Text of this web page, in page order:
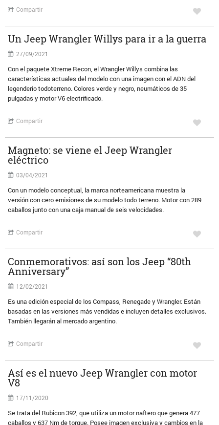
Compartir
Un Jeep Wrangler Willys para ir a la guerra
27/09/2021
Con el paquete Xtreme Recon, el Wrangler Willys combina las
características actuales del modelo con una imagen con el ADN del
legenderio todoterreno. Colores verde y negro, neumáticos de 35
pulgadas y motor V6 electrificado.
Compartir
Magneto: se viene el Jeep Wrangler
eléctrico
03/04/2021
Con un modelo conceptual, la marca norteamericana muestra la
versión con cero emisiones de su modelo todo terreno. Motor con 289
caballos junto con una caja manual de seis velocidades.
Compartir
Conmemorativos: así son los Jeep “80th
Anniversary”
12/02/2021
Es una edición especial de los Compass, Renegade y Wrangler. Están
basadas en las versiones más vendidas e incluyen detalles exclusivos.
También llegarán al mercado argentino.
Compartir
Así es el nuevo Jeep Wrangler con motor
V8
17/11/2020
Se trata del Rubicon 392, que utiliza un motor naftero que genera 477
caballos y 637 Nm de torque. Posee imagen exclusiva y cambios en la